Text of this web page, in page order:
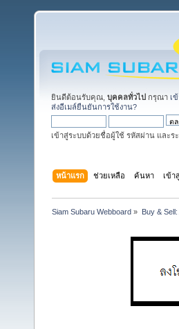
ยินดีต้อนรับคุณ, บุคคลทั่วไป กรุณา เ
ส่งอีเมล์ยืนยันการใช้งาน?
เข้าสู่ระบบด้วยชื่อผู้ใช้ รหัสผ่าน และร
หน้าแรก ช่วยเหลือ ค้นหา เข้า
Siam Subaru Webboard » Buy &